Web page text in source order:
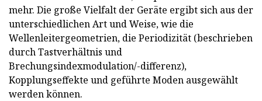
mehr. Die große Vielfalt der Geräte ergibt sich aus der
unterschiedlichen Art und Weise, wie die
Wellenleitergeometrien, die Periodizität (beschrieben
durch Tastverhältnis und
Brechungsindexmodulation/-differenz),
Kopplungseffekte und geführte Moden ausgewählt
werden können.